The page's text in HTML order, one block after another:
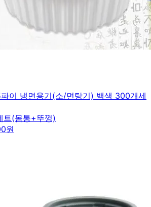
이 냉면용기(소/면탕기) 백색 300개세
트(몸통+뚜껑)
원